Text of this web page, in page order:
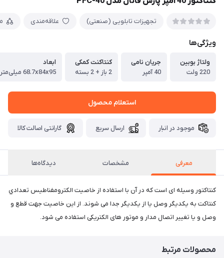
تجهیزات تابلویی (صنعتی) علاقه‌مندی
ویژگی‌ها
ولتاژ بوبین
220 ولت
جریان نامی
40 آمپر
کنتاکنت کمکی
2 باز + 2 بسته
ابعاد
68.7x84x95 میلی‎‎‌متر
استعلام محصول
موجود در انبار ارسال سریع گارانتی اصالت کالا
معرفی مشخصات دیدگاه‌ها
کنتاکتور وسیله ای است که در آن با استفاده از خاصیت الکترومفناطیس تعدادي
کنتاکت به یکدیگر وصل یا از یکدیگر جدا می شوند. از این خاصیت جهت قطع و
وصل و یا تغییر اتصال مدار و موتور های الکتریکی استفاده می شود.
محصولات مرتبط